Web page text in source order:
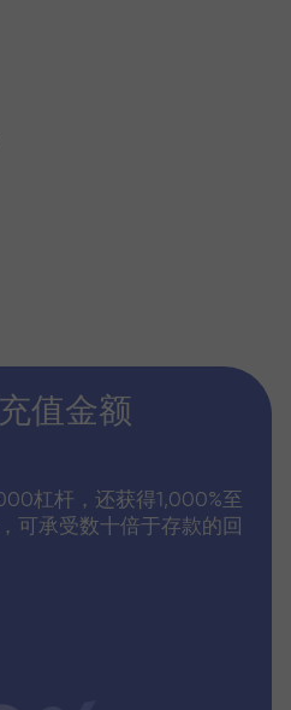
值金额
杠杆，还获得1,000%至
可承受数十倍于存款的回